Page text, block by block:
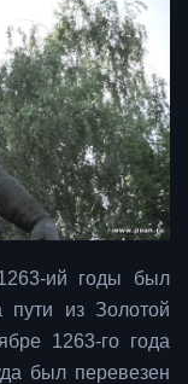
ий годы был
пути из Золотой
1263-го года
был перевезен